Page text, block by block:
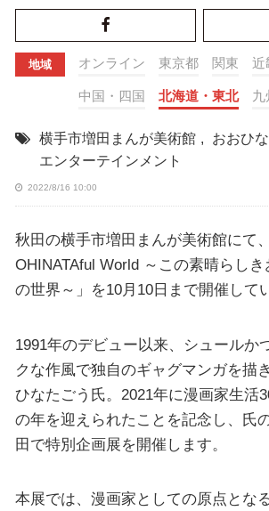
地域 オンライン 東京都 関東 近
中国・四国 北海道・東北 九
横手市増田まんが美術館 , おおひ
エンターテインメント
2022/8/16 10:00
秋田の横手市増田まんが美術館にて
OHINATAful World ～この素晴らしき
の世界～」を10月10日まで開催して
1991年のデビュー以来、シュールか
クな作風で独自のギャグマンガを描
ひなたごう氏。2021年に漫画家生活
の年を迎えられたことを記念し、氏
田で特別企画展を開催します。
本展では、漫画家としての原点とな